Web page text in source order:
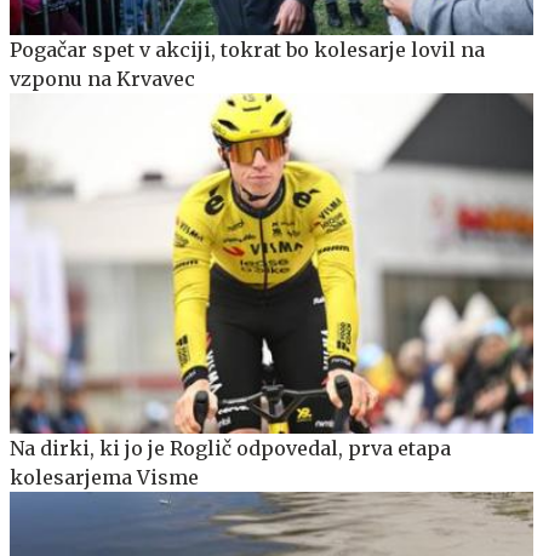
Pogačar spet v akciji, tokrat bo kolesarje lovil na
vzponu na Krvavec
Na dirki, ki jo je Roglič odpovedal, prva etapa
kolesarjema Visme